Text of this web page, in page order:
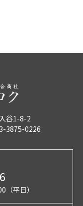
谷1-8-2
3875-0226
（平日）